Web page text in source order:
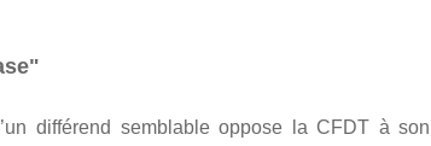
différend semblable oppose la CFDT à son